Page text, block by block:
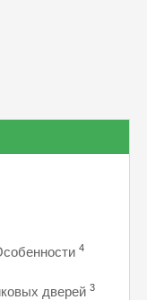
4
дверей 3